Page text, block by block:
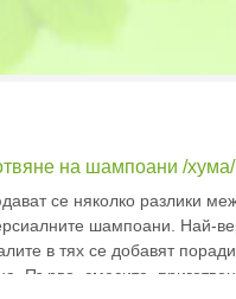
на шампоани /хума/
се няколко разлики
шампоани. Най-
в тях се добавят
Първо, смесите,